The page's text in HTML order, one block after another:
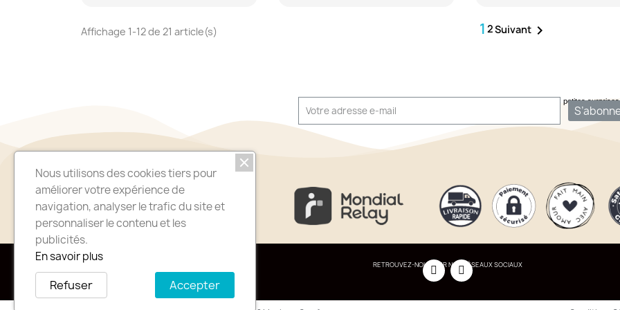
Affichage 1-12 de 21 article(s) 1 2Suivant
Inscrivez-vous à notre newsletter pour recevoir nos nouveautés et quelques petites
06 18 09 06 75 RETROUVEZ-NOUS SUR NOS RÉSEAUX SOCIAUX
Nous utilisons des cookies tiers pour
améliorer votre expérience de
navigation, analyser le trafic du site et
personnaliser le contenu et les
publicités.
En savoir plus
Accepter
Refuser